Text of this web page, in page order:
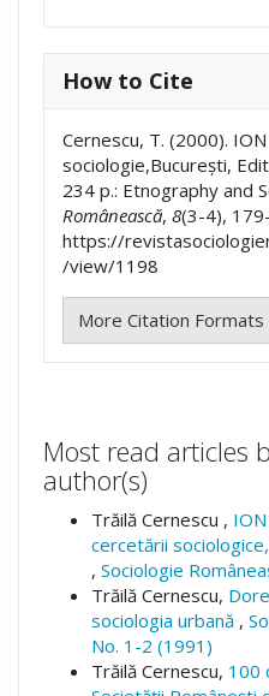
How to Cite
Cernescu, T. (2000).
sociologie,București,
234 p.: Etnography and
Românească, 8(3-4),
https://
/view/1198
More Citation Formats
Most read articles
author(s)
Trăilă Cernescu ,
cercetării
, Sociologie
Trăilă Cernescu,
sociologia urbană ,
No. 1-2 (1991)
Trăilă Cernescu, 100